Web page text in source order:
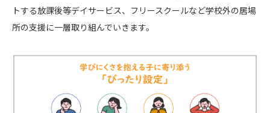
トする放課後等デイサービス、フリースクールなど学校外の居場
所の支援に一層取り組んでいきます。